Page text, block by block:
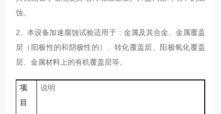
蚀。
2、本设备加速腐蚀试验适用于：金属及其合金、金属覆盖
层（阳极性的和阴极性的）、转化覆盖层、阳极氧化覆盖
层、金属材料上的有机覆盖层等。
项
目
说明